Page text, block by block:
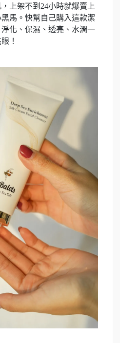
上架不到24小時就爆賣上
馬。快幫自己購入這款潔
化、保濕、透亮、水潤一
！